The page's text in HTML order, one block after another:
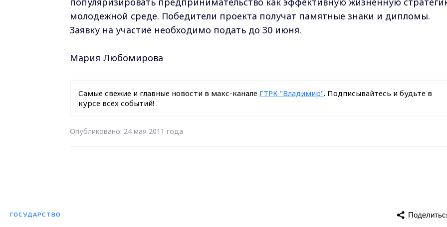
молодежной среде. Победители проекта получат памятные знаки и дипломы.
Заявку на участие необходимо подать до 30 июня.
Мария Любомирова
Самые свежие и главные новости в макс-канале ГТРК "Владимир". Подписывайтесь и будьте в
курсе всех событий!
Опубликовано: 24 мая 2011 года
ГОСУДАРСТВО